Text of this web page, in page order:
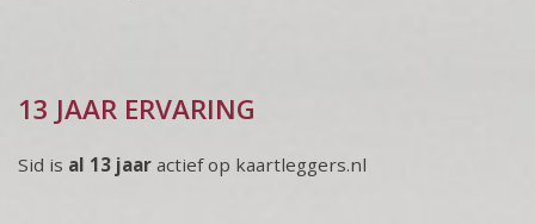
13 JAAR ERVARING
Sid is al 13 jaar actief op kaartleggers.nl